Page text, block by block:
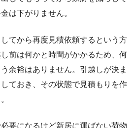
は下がりません。
てから再度見積依頼するという方
前は何かと時間がかかるため、何
余裕はありません。引越しが決ま
ておき、その状態で見積もりを作
要になるけど新居に運ばない荷物